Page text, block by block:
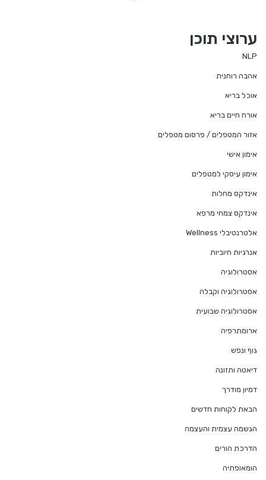
ערוצי תוכן
NLP
אהבה רוחנית
אוכל בריא
אורח חיים בריא
אזור המטפלים / פרסום מטפלים
אימון אישי
אימון עיסקי למטפלים
אינדקס מחלות
אינדקס צמחי מרפא
אלטרנטיבלי Wellness
אנרגיות חיוביות
אסטרולוגיה
אסטרולוגיה וקבלה
אסטרולוגיה שבועית
ארומתרפיה
גוף ונפש
דיאטה ותזונה
דמיון מודרך
הבאת לקוחות חדשים
הגשמה עצמית והעצמה
הדרכת הורים
הומאופתיה